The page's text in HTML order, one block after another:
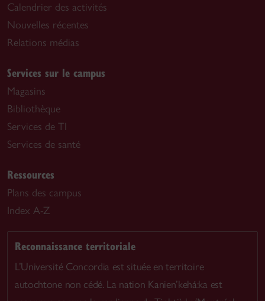
Calendrier des activités
Nouvelles récentes
Relations médias
Services sur le campus
Magasins
Bibliothèque
Services de TI
Services de santé
Ressources
Plans des campus
Index A-Z
Reconnaissance territoriale
L’Université Concordia est située en territoire
autochtone non cédé. La nation Kanien’kehá:ka est